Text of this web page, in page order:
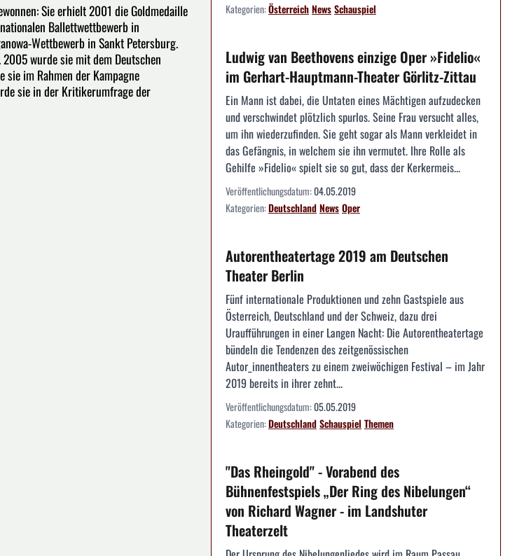
Sie erhielt 2001 die Goldmedaille
Ballettwettbewerb in
Wettbewerb in Sankt Petersburg.
wurde sie mit dem Deutschen
im Rahmen der Kampagne
sie in der Kritikerumfrage der
Kategorien:ÖsterreichNewsSchauspiel
Ludwig van Beethovens einzige Oper »Fidelio«
im Gerhart-Hauptmann-Theater Görlitz-Zittau
Ein Mann ist dabei, die Untaten eines Mächtigen aufzudecken
und verschwindet plötzlich spurlos. Seine Frau versucht alles,
um ihn wiederzufinden. Sie geht sogar als Mann verkleidet in
das Gefängnis, in welchem sie ihn vermutet. Ihre Rolle als
Gehilfe »Fidelio« spielt sie so gut, dass der Kerkermeis...
Veröffentlichungsdatum:04.05.2019
Kategorien:DeutschlandNewsOper
Autorentheatertage 2019 am Deutschen
Theater Berlin
Fünf internationale Produktionen und zehn Gastspiele aus
Österreich, Deutschland und der Schweiz, dazu drei
Uraufführungen in einer Langen Nacht: Die Autorentheatertage
bündeln die Tendenzen des zeitgenössischen
Autor_innentheaters zu einem zweiwöchigen Festival – im Jahr
2019 bereits in ihrer zehnt...
Veröffentlichungsdatum:05.05.2019
Kategorien:DeutschlandSchauspiel Themen
"Das Rheingold" - Vorabend des
Bühnenfestspiels „Der Ring des Nibelungen“
von Richard Wagner - im Landshuter
Theaterzelt